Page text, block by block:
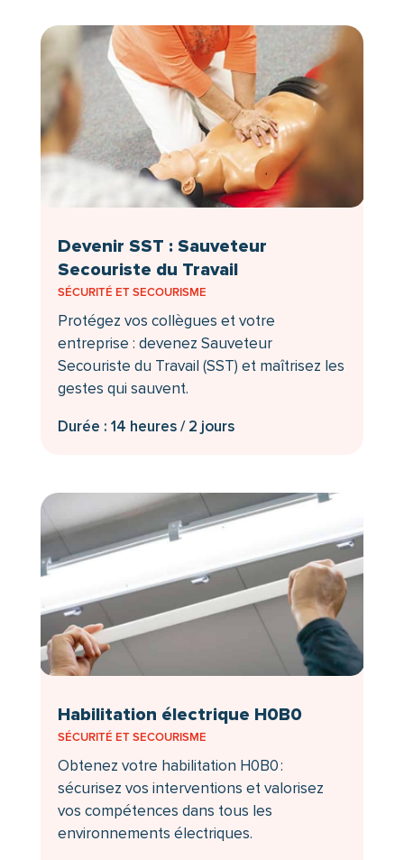
Devenir SST : Sauveteur
Secouriste du Travail
SÉCURITÉ ET SECOURISME
Protégez vos collègues et votre
entreprise : devenez Sauveteur
Secouriste du Travail (SST) et maîtrisez les
gestes qui sauvent.
Durée : 14 heures / 2 jours
Habilitation électrique H0B0
SÉCURITÉ ET SECOURISME
Obtenez votre habilitation H0B0 :
sécurisez vos interventions et valorisez
vos compétences dans tous les
environnements électriques.